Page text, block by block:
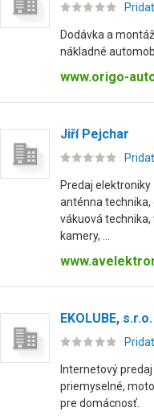
Dodávka a
nákladné
www.origo-
Jiří Pejchar
Predaj
anténna technika,
vákuová
kamery, ...
EKOLUBE, s.r.o.
Internetový
priemyselné,
pre domácnosť.